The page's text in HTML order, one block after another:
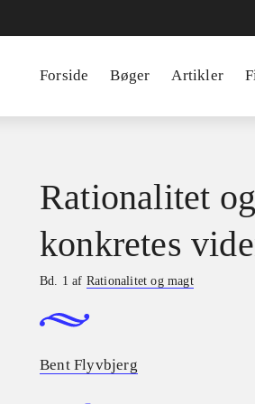
Forside Bøger Artikler
Rationalitet
konkretes
Bd. 1 af Rationalitet og magt
Bent Flyvbjerg